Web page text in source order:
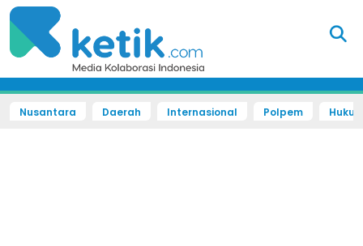
Nusantara Daerah Internasional Polpem